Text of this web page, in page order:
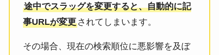
途中でスラッグを変更すると、自動的に記
事URLが変更されてしまいます。
その場合、現在の検索順位に悪影響を及ぼ